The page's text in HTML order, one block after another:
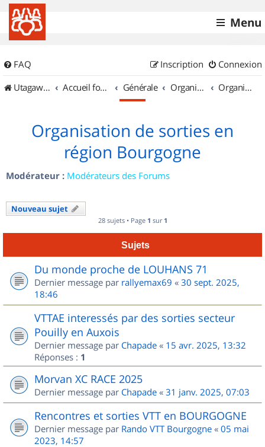
Menu
FAQ Connexion
Inscription
UtagawaVTT (Randos VTT et VTTAE avec traces GPS)
Accueil forum Générale Organisation de sorties & Recherche de partenaires Organisation de sorties en région Bourgogne
Organisation de sorties en
région Bourgogne
Modérateur : Modérateurs des Forums
Nouveau sujet
28 sujets • Page 1 sur 1
Sujets
Du monde proche de LOUHANS 71
Dernier message par rallyemax69 « 30 sept. 2025,
18:46
VTTAE interessés par des sorties secteur
Pouilly en Auxois
Dernier message par Chapade « 15 avr. 2025, 13:32
Réponses : 1
Morvan XC RACE 2025
Dernier message par Chapade « 31 janv. 2025, 07:03
Rencontres et sorties VTT en BOURGOGNE
Dernier message par Rando VTT Bourgogne « 05 mai
2023, 14:57